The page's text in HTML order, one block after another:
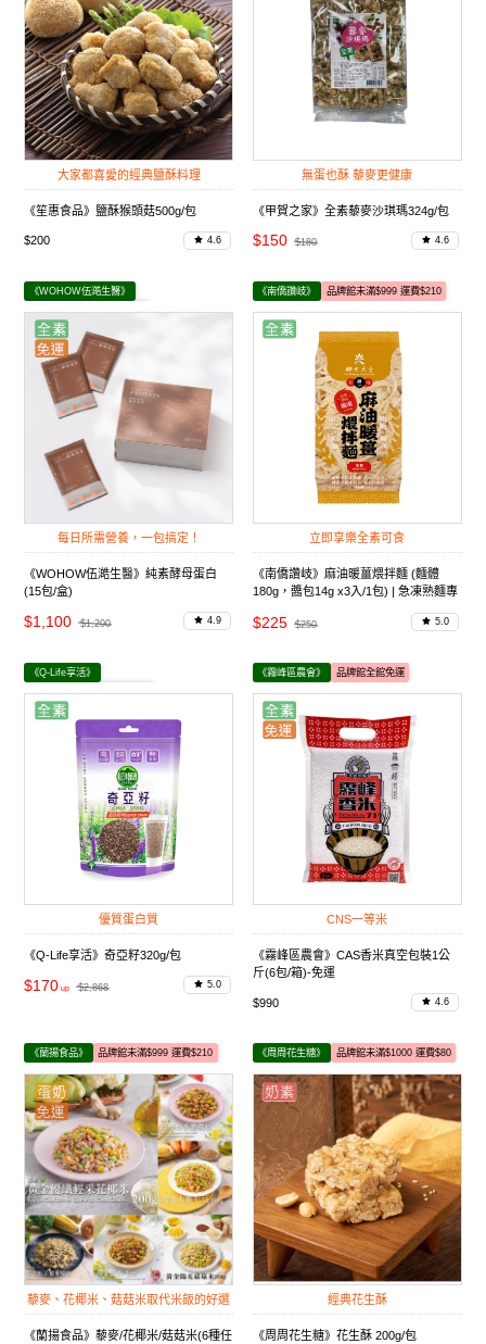
大家都喜愛的經典鹽酥料理
《笙惠食品》鹽酥猴頭菇500g/包
$200 4.6
無蛋也酥 藜麥更健康
《甲賀之家》全素藜麥沙琪瑪324g/包
$150 $180 4.6
《WOHOW伍澔生醫》
品牌館未滿$1000 運費$80
每日所需營養，一包搞定！
《WOHOW伍澔生醫》純素酵母蛋白
(15包/盒)
$1,100 $1,200 4.9
《南僑讚岐》 品牌館未滿$999 運費$210
立即享樂全素可食
《南僑讚岐》麻油暖薑煨拌麵 (麵體
180g，醬包14g x3入/1包) | 急凍熟麵專
$225 $250 5.0
《Q-Life享活》
品牌館未滿$1000 運費$110
優質蛋白質
《Q-Life享活》奇亞籽320g/包
$170 $2,868 5.0
《霧峰區農會》 品牌館全館免運
CNS一等米
《霧峰區農會》CAS香米真空包裝1公
斤(6包/箱)-免運
$990 4.6
《蘭揚食品》 品牌館未滿$999 運費$210
藜麥、花椰米、菇菇米取代米飯的好選
擇
《蘭揚食品》藜麥/花椰米/菇菇米(6種任
《周周花生糖》 品牌館未滿$1000 運費$80
經典花生酥
《周周花生糖》花生酥 200g/包